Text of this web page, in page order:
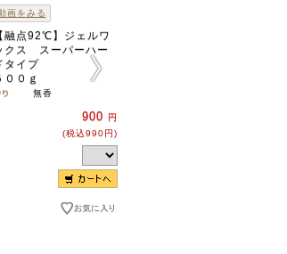
画をみる
融点92℃】ジェルワ
クス スーパーハー
タイプ
００ｇ
無香
900
円
(税込990円)